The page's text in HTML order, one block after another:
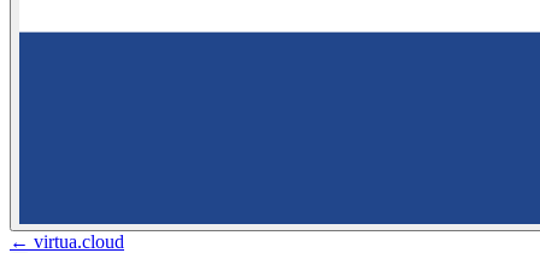
← virtua.cloud